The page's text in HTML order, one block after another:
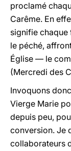
proclamé
Carême. En
signifie chaque
le péché,
Église — le
(Mercredi des
Invoquons
Vierge Marie
depuis peu,
conversion. Je
collaborateurs